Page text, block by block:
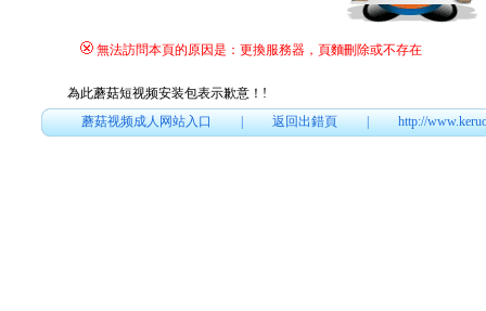
無法訪問本頁的原因是：更換服務器，頁麵刪除或不存在
為此蘑菇短视频安装包表示歉意！ !
蘑菇视频成人网站入口|返回出錯頁|http://